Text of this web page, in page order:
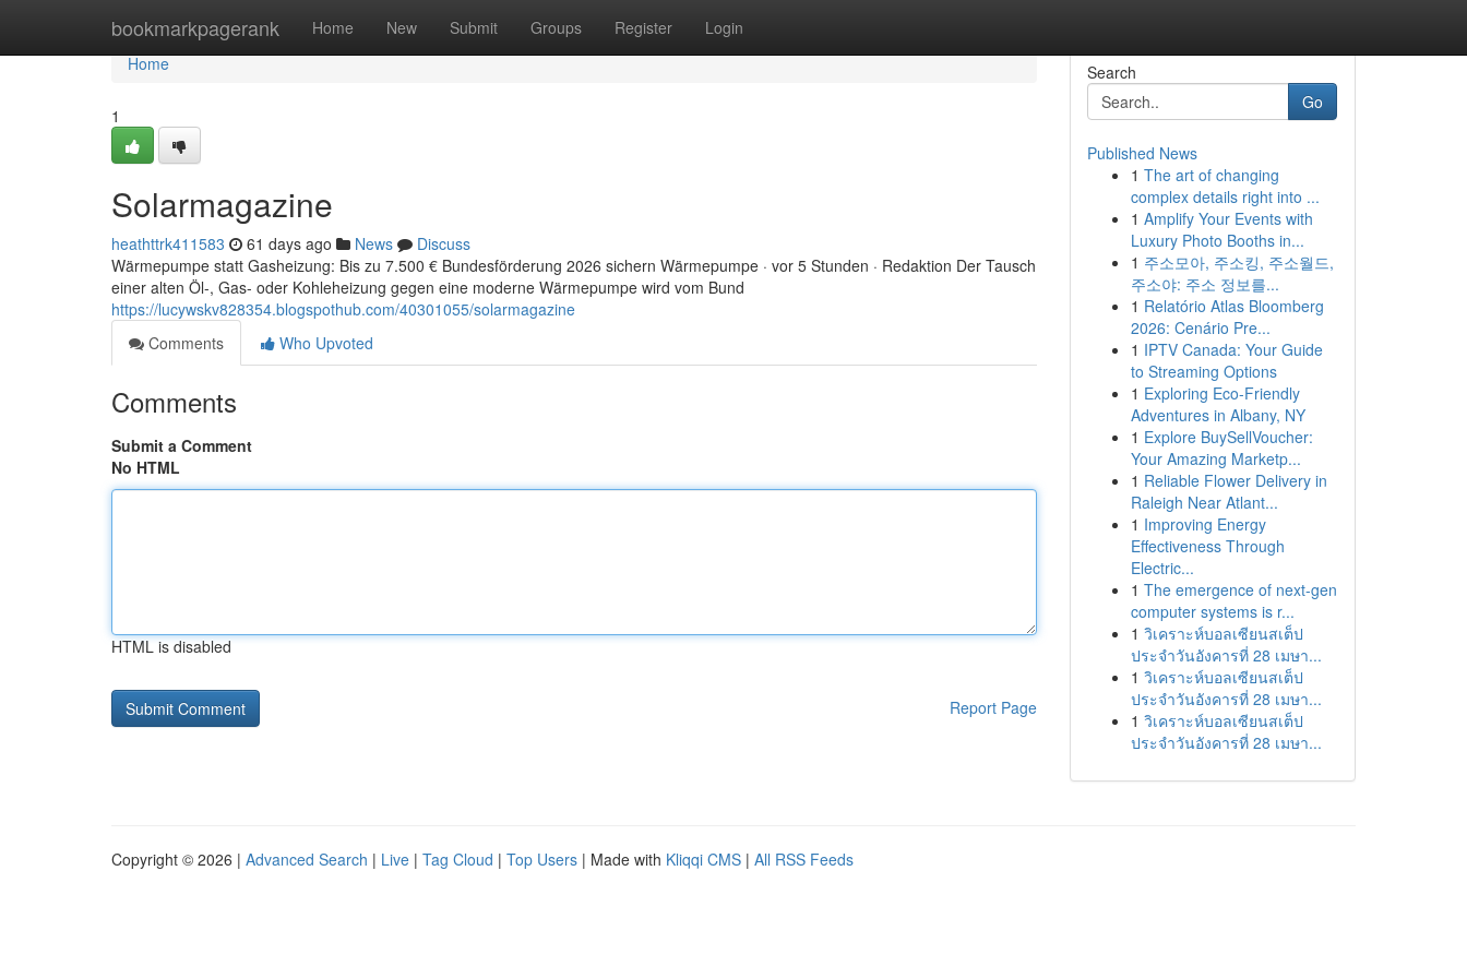
bookmarkpagerank Home New Submit Groups Register Login
Home
Home
1
Solarmagazine
heathttrk411583 61 days ago News
Discuss
Wärmepumpe statt Gasheizung: Bis zu 7.500 € Bundesförderung 2026 sichern Wärmepumpe · vor 5 Stunden · Redaktion Der Tausch
einer alten Öl-, Gas- oder Kohleheizung gegen eine moderne Wärmepumpe wird vom Bund
https://lucywskv828354.blogspothub.com/40301055/solarmagazine
Comments
Who Upvoted
Comments
Submit a Comment
No HTML
HTML is disabled
Report Page
Search
Go
Published News
1 The art of changing
complex details right into ...
1 Amplify Your Events with
Luxury Photo Booths in...
1 주소모아, 주소킹, 주소월드,
주소야: 주소 정보를...
1 Relatório Atlas Bloomberg
2026: Cenário Pre...
1 IPTV Canada: Your Guide
to Streaming Options
1 Exploring Eco-Friendly
Adventures in Albany, NY
1 Explore BuySellVoucher:
Your Amazing Marketp...
1 Reliable Flower Delivery in
Raleigh Near Atlant...
1 Improving Energy
Effectiveness Through
Electric...
1 The emergence of next-gen
computer systems is r...
1 วิเคราะห์บอลเซียนสเต็ป
ประจำวันอังคารที่ 28 เมษา...
1 วิเคราะห์บอลเซียนสเต็ป
ประจำวันอังคารที่ 28 เมษา...
1 วิเคราะห์บอลเซียนสเต็ป
ประจำวันอังคารที่ 28 เมษา...
Copyright © 2026 | Advanced Search | Live | Tag Cloud | Top Users | Made with Kliqqi CMS | All RSS Feeds